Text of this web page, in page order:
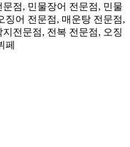
점, 민물장어 전문점, 민물
징어 전문점, 매운탕 전문점,
전문점, 전복 전문점, 오징
페